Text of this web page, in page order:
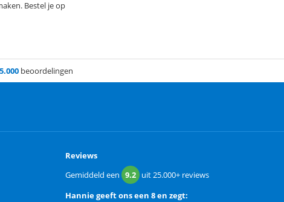
Bestel je op
beoordelingen
Reviews
Gemiddeld een 9.2 uit25.000+ reviews
Hanniegeeft ons een 8 en zegt: